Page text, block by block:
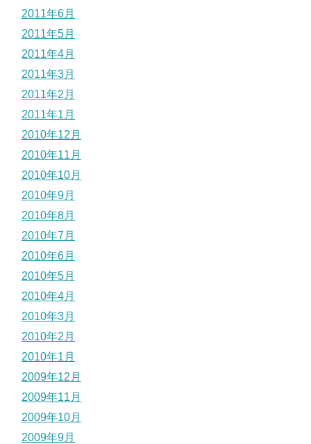
2011年6月
2011年5月
2011年4月
2011年3月
2011年2月
2011年1月
2010年12月
2010年11月
2010年10月
2010年9月
2010年8月
2010年7月
2010年6月
2010年5月
2010年4月
2010年3月
2010年2月
2010年1月
2009年12月
2009年11月
2009年10月
2009年9月